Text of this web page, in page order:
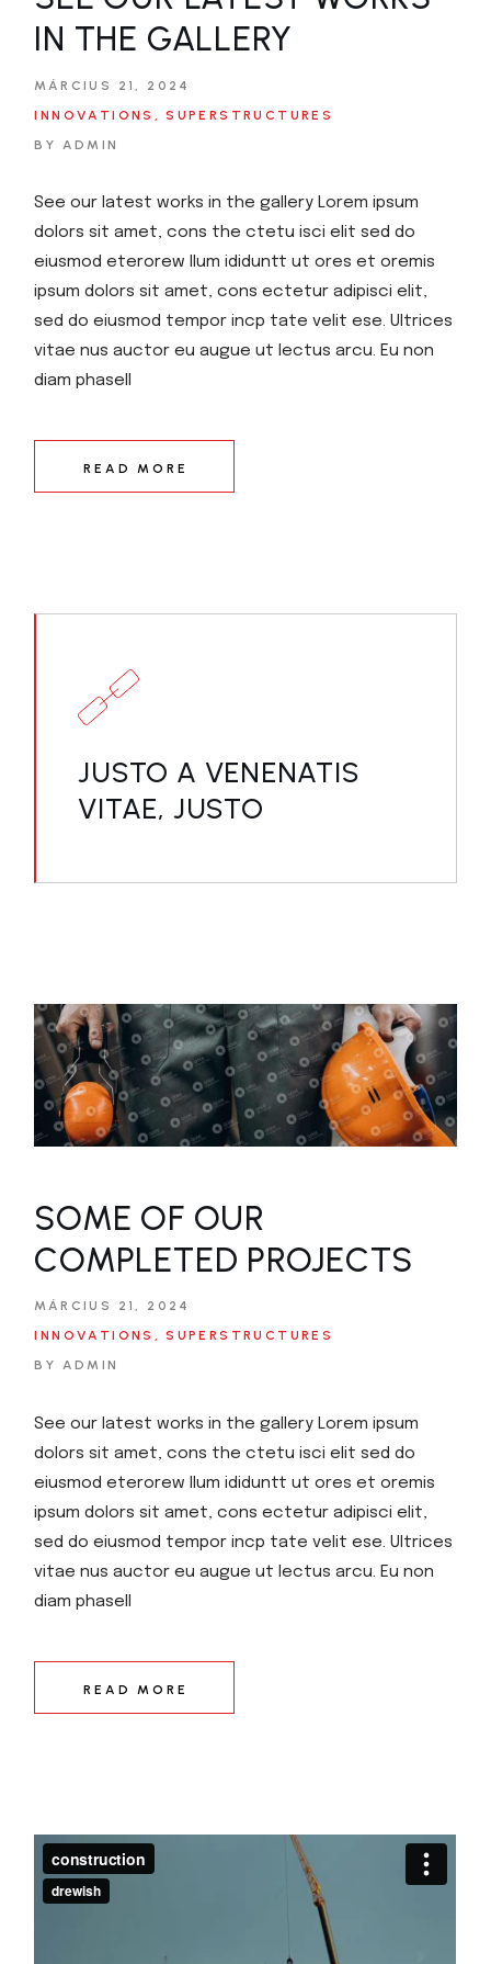
IN THE GALLERY
MÁRCIUS 21, 2024
INNOVATIONS
SUPERSTRUCTURES
BY ADMIN
See our latest works in the gallery Lorem ipsum
dolors sit amet, cons the ctetu isci elit sed do
eiusmod eterorew llum ididuntt ut ores et oremis
ipsum dolors sit amet, cons ectetur adipisci elit,
sed do eiusmod tempor incp tate velit ese. Ultrices
vitae nus auctor eu augue ut lectus arcu. Eu non
diam phasell
READ MORE
JUSTO A VENENATIS
VITAE, JUSTO
SOME OF OUR
COMPLETED PROJECTS
MÁRCIUS 21, 2024
INNOVATIONS
SUPERSTRUCTURES
BY ADMIN
See our latest works in the gallery Lorem ipsum
dolors sit amet, cons the ctetu isci elit sed do
eiusmod eterorew llum ididuntt ut ores et oremis
ipsum dolors sit amet, cons ectetur adipisci elit,
sed do eiusmod tempor incp tate velit ese. Ultrices
vitae nus auctor eu augue ut lectus arcu. Eu non
diam phasell
READ MORE